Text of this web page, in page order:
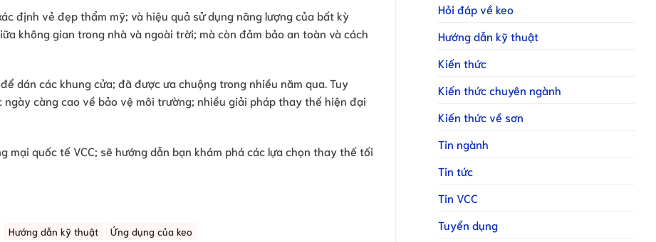
định vẻ đẹp thẩm mỹ; và hiệu quả sử dụng năng lượng của bất kỳ
không gian trong nhà và ngoài trời; mà còn đảm bảo an toàn và cách
dán các khung cửa; đã được ưa chuộng trong nhiều năm qua. Tuy
càng cao về bảo vệ môi trường; nhiều giải pháp thay thế hiện đại
quốc tế VCC; sẽ hướng dẫn bạn khám phá các lựa chọn thay thế tối
Hướng dẫn kỹ thuật Ứng dụng của keo
Hỏi đáp về keo
Hướng dẫn kỹ thuật
Kiến thức
Kiến thức chuyên ngành
Kiến thức về sơn
Tin ngành
Tin tức
Tin VCC
Tuyển dụng